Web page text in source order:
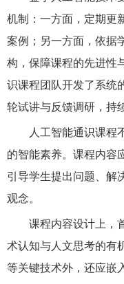
机制：一方面，定期更
案例；另一方面，依据
构，保障课程的先进性
识课程团队开发了系统
轮试讲与反馈调研，持
人工智能通识课程不
的智能素养。课程内容
引导学生提出问题、解
观念。
课程内容设计上，首
术认知与人文思考的有
等关键技术外，还应嵌